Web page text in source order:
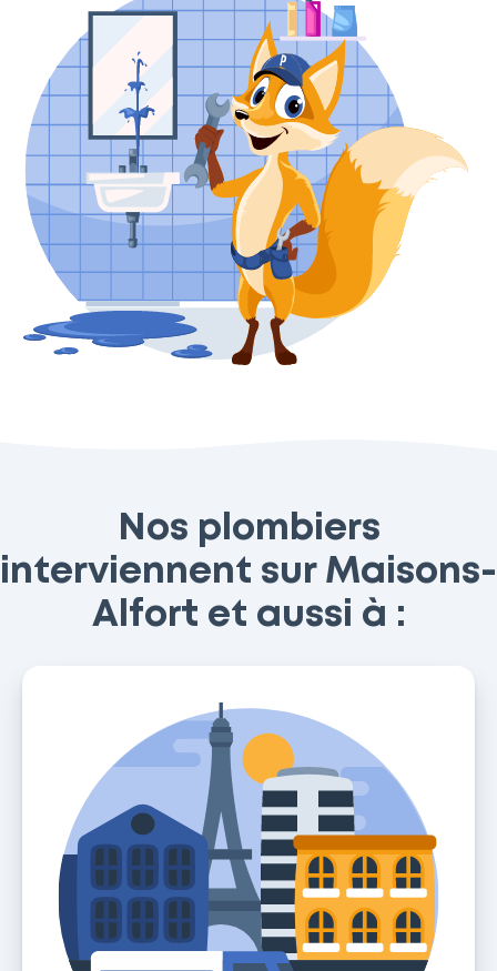
Nos plombiers
interviennent sur Maisons-
Alfort et aussi à :